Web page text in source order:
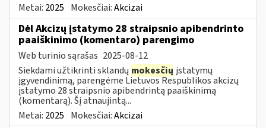
Metai: 2025 Mokesčiai:Akcizai
Dėl Akcizų įstatymo 28 straipsnio apibendrinto
paaiškinimo (komentaro) parengimo
Web turinio sąrašas 2025-08-12
Siekdami užtikrinti sklandų mokesčių įstatymų
įgyvendinimą, parengėme Lietuvos Respublikos akcizų
įstatymo 28 straipsnio apibendrintą paaiškinimą
(komentarą). Šį atnaujintą...
Metai: 2025 Mokesčiai:Akcizai